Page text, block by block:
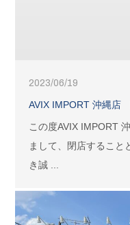
2023/06/19
AVIX IMPORT 沖縄店
この度AVIX IMPORT
まして、閉店すること
き誠 ...